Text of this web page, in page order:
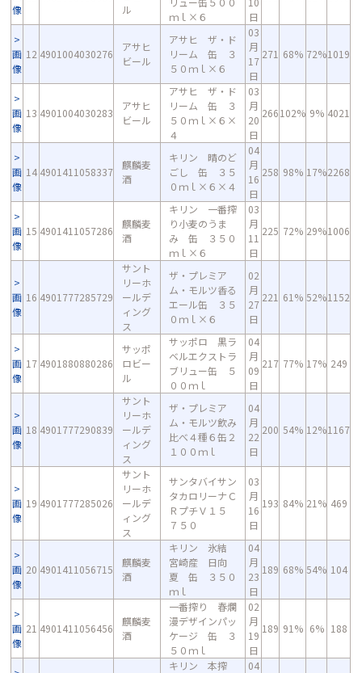
像
ル
ｍｌ×６
日
画
像
12 4901004030276
アサヒ
ビール
アサヒ ザ・ド
リーム 缶 ３
５０ｍｌ×６
03
月
17
日
271 68% 72%1019
画
像
13 4901004030283
アサヒ
ビール
アサヒ ザ・ド
リーム 缶 ３
５０ｍｌ×６×
４
03
月
20
日
266102% 9% 4021
画
像
14 4901411058337
麒麟麦
酒
キリン 晴のど
ごし 缶 ３５
０ｍｌ×６×４
04
月
16
日
258 98% 17%2268
画
像
15 4901411057286
麒麟麦
酒
キリン 一番搾
り小麦のうま
み 缶 ３５０
ｍｌ×６
03
月
11
日
225 72% 29%1006
画
像
16 4901777285729
サント
リーホ
ールデ
ィング
ス
ザ・プレミア
ム・モルツ香る
エール缶 ３５
０ｍｌ×６
02
月
27
日
221 61% 52%1152
画
像
17 4901880880286
サッポ
ロビー
ル
サッポロ 黒ラ
ベルエクストラ
ブリュー缶 ５
００ｍｌ
04
月
09
日
217 77% 17% 249
画
像
18 4901777290839
サント
リーホ
ールデ
ィング
ス
ザ・プレミア
ム・モルツ飲み
比べ４種６缶２
１００ｍｌ
04
月
22
日
200 54% 12%1167
画
像
19 4901777285026
サント
リーホ
ールデ
ィング
ス
サンタバイサン
タカロリーナＣ
ＲプチＶ１５
７５０
03
月
16
日
193 84% 21% 469
画
像
20 4901411056715
麒麟麦
酒
キリン 氷結
宮崎産 日向
夏 缶 ３５０
ｍｌ
04
月
23
日
189 68% 54% 104
画
像
21 4901411056456
麒麟麦
酒
一番搾り 春爛
漫デザインパッ
ケージ 缶 ３
５０ｍｌ
02
月
19
日
189 91% 6% 188
キリン 本搾 04